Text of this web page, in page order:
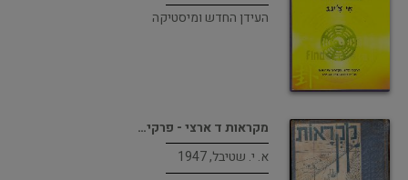
העידן החדש ומיסטיקה
מקראות ד ארצי - פרקי…
א. י. שטיבל, 1947